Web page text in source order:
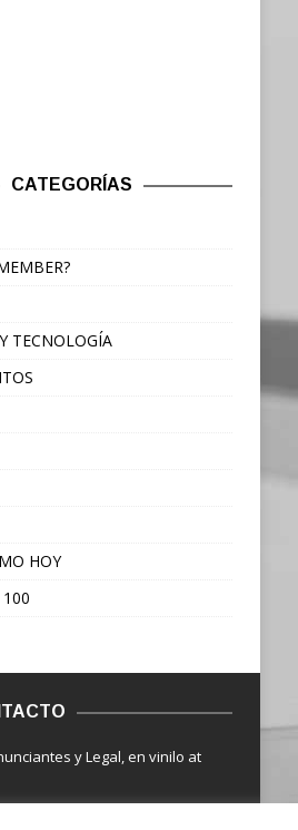
CATEGORÍAS
TECNOLOGÍA
HOY
y Legal, en vinilo at